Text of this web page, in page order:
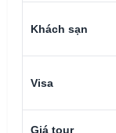
Khách sạn
Visa
Giá tour